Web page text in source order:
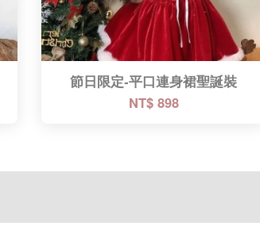
節日限定-平口連身裙聖誕裝
NT$ 898